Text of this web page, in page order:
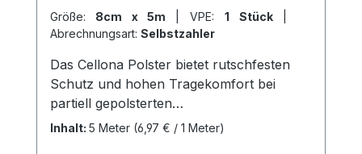
Größe: 8cm x 5m VPE: 1 Stück
Abrechnungsart: Selbstzahler
Das Cellona Polster bietet rutschfesten
Schutz und hohen Tragekomfort bei
partiell gepolsterten
Verbandsanwendungen. Durch seine
Inhalt: 5 Meter (6,97 € / 1 Meter)